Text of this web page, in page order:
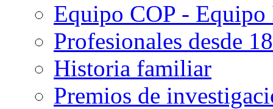
Equipo COP -
Profesionales desde
Historia familiar
Premios de